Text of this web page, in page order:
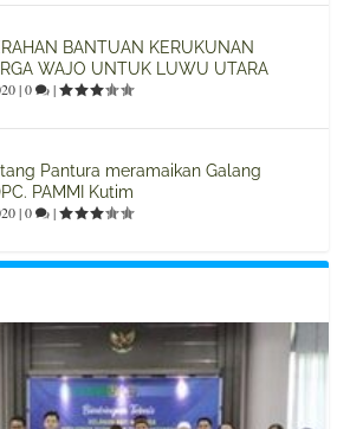
BANTUAN KERUKUNAN
WAJO UNTUK LUWU UTARA
|0 |
Pantura meramaikan Galang
PAMMI Kutim
|0 |